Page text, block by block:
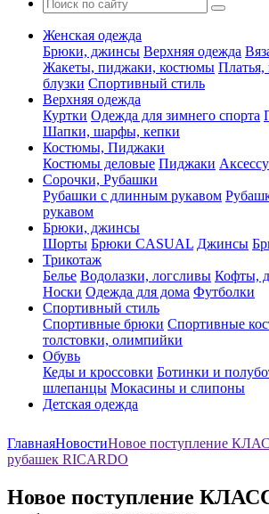
Женская одежда
Брюки, джинсы Верхняя одежда
Жакеты, пиджаки, костюмы
блузки Спортивный стиль
Верхняя одежда
Куртки Одежда для зимнего спорта
Шапки, шарфы, кепки
Костюмы, Пиджаки
Костюмы деловые Пиджаки
Сорочки, Рубашки
Рубашки с длинным рукавом
рукавом
Брюки, джинсы
Шорты Брюки CASUAL Джинсы
Трикотаж
Белье Водолазки, логсливы Кофты,
Носки Одежда для дома Футболки
Спортивный стиль
Спортивные брюки Спортивные
толстовки, олимпийки
Обувь
Кеды и кроссовки Ботинки и
шлепанцы Мокасины и слипоны
Детская одежда
ГлавнаяНовостиНовое поступление
рубашек RICARDO
Новое поступление